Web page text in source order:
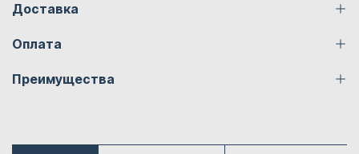
Доставка
Оплата
Преимущества